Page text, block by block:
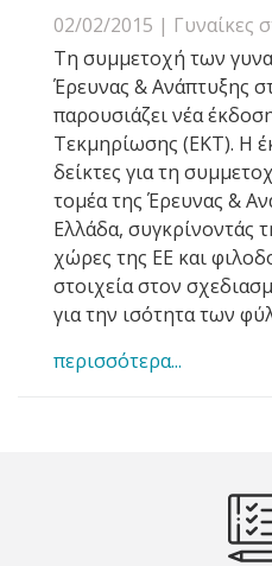
02/02/2015 | Γυναίκες
Τη συμμετοχή των
Έρευνας & Ανάπτυξης
παρουσιάζει νέα
Τεκμηρίωσης (ΕΚΤ). Η
δείκτες για τη
τομέα της Έρευνας &
Ελλάδα, συγκρίνοντάς
χώρες της ΕΕ και
στοιχεία στον
για την ισότητα των
περισσότερα...